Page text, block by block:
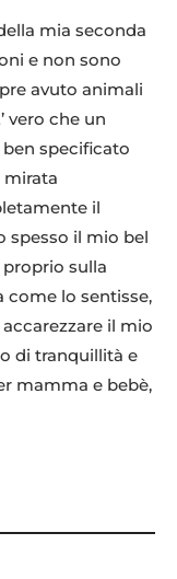
mia seconda
e non sono
avuto animali
vero che un
specificato
mirata
il
spesso il mio bel
sulla
come lo sentisse,
il mio
di tranquillità e
mamma e bebè,